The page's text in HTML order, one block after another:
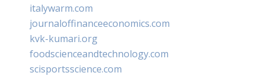
italywarm.com
journaloffinanceeconomics.com
kvk-kumari.org
foodscienceandtechnology.com
scisportsscience.com